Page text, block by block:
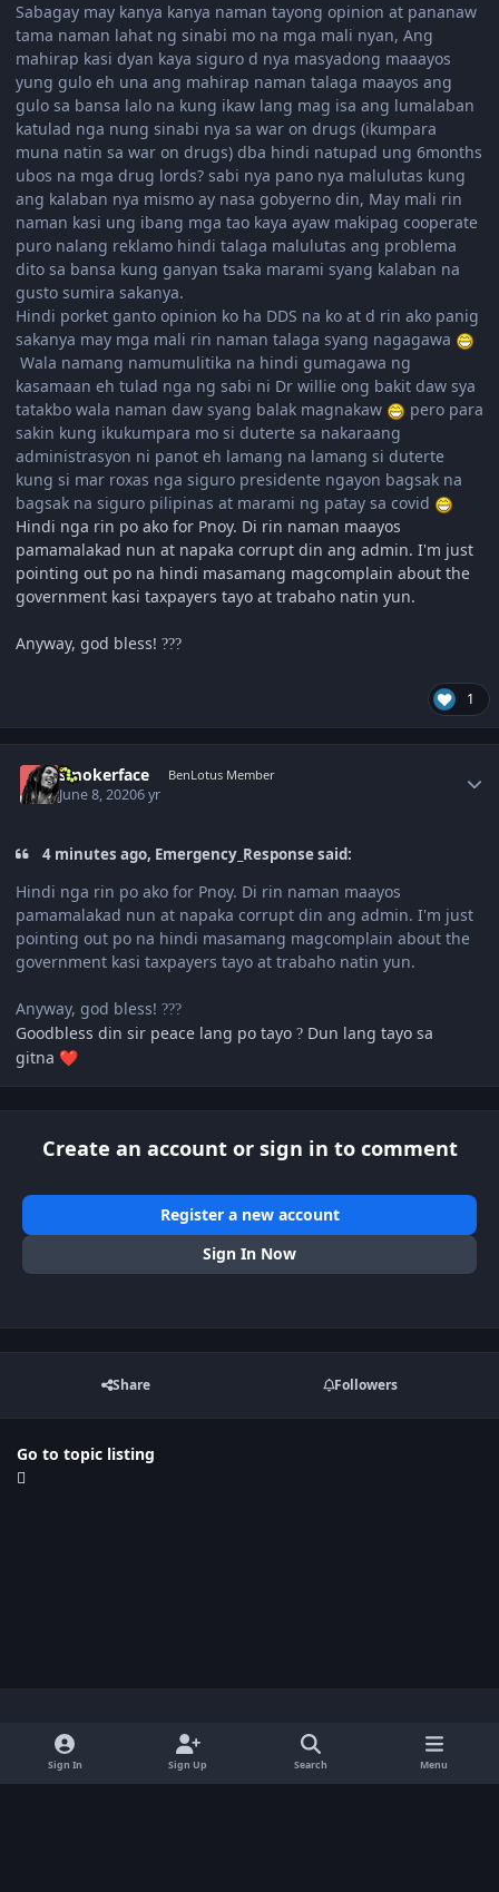
Sabagay may kanya kanya naman tayong opinion at pananaw
tama naman lahat ng sinabi mo na mga mali nyan, Ang
mahirap kasi dyan kaya siguro d nya masyadong maaayos
yung gulo eh una ang mahirap naman talaga maayos ang
gulo sa bansa lalo na kung ikaw lang mag isa ang lumalaban
katulad nga nung sinabi nya sa war on drugs (ikumpara
muna natin sa war on drugs) dba hindi natupad ung 6months
ubos na mga drug lords? sabi nya pano nya malulutas kung
ang kalaban nya mismo ay nasa gobyerno din, May mali rin
naman kasi ung ibang mga tao kaya ayaw makipag cooperate
puro nalang reklamo hindi talaga malulutas ang problema
dito sa bansa kung ganyan tsaka marami syang kalaban na
gusto sumira sakanya.
Hindi porket ganto opinion ko ha DDS na ko at d rin ako panig
sakanya may mga mali rin naman talaga syang nagagawa
Wala namang namumulitika na hindi gumagawa ng
kasamaan eh tulad nga ng sabi ni Dr willie ong bakit daw sya
tatakbo wala naman daw syang balak magnakaw
pero para
sakin kung ikukumpara mo si duterte sa nakaraang
administrasyon ni panot eh lamang na lamang si duterte
kung si mar roxas nga siguro presidente ngayon bagsak na
bagsak na siguro pilipinas at marami ng patay sa covid
Hindi nga rin po ako for Pnoy. Di rin naman maayos
pamamalakad nun at napaka corrupt din ang admin. I'm just
pointing out po na hindi masamang magcomplain about the
government kasi taxpayers tayo at trabaho natin yun.
Anyway, god bless! ???
1
smokerface BenLotus Member
June 8, 20206 yr
4 minutes ago, Emergency_Response said:
Hindi nga rin po ako for Pnoy. Di rin naman maayos
pamamalakad nun at napaka corrupt din ang admin. I'm just
pointing out po na hindi masamang magcomplain about the
government kasi taxpayers tayo at trabaho natin yun.
Anyway, god bless! ???
Goodbless din sir peace lang po tayo ? Dun lang tayo sa
gitna ❤️
Create an account or sign in to comment
Register a new account
Sign In Now
Share Followers
Go to topic listing
Light ModeDark ModeSystem Preference x
Sign In Sign Up Search Menu